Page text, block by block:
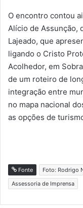
O encontro contou
Alício de Assunção,
Lajeado, que
ligando o Cristo
Acolhedor, em
de um roteiro de
integração entre
no mapa nacional
as opções de
Fonte
Foto: Rodrigo
Assessoria de Imprensa